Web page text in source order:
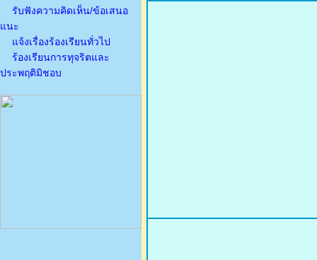
รับฟังความคิดเห็น/ข้อเสนอ
แนะ
แจ้งเรื่องร้องเรียนทั่วไป
ร้องเรียนการทุจริตและ
ประพฤติมิชอบ